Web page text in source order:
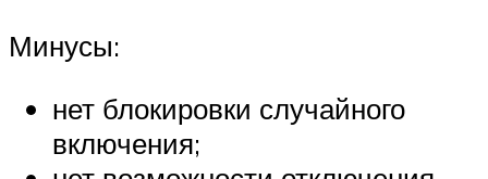
Минусы:
нет блокировки случайного
включения;